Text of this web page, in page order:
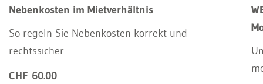
Nebenkosten im Mietverhältnis
So regeln Sie Nebenkosten korrekt und
rechtssicher
CHF 60.00